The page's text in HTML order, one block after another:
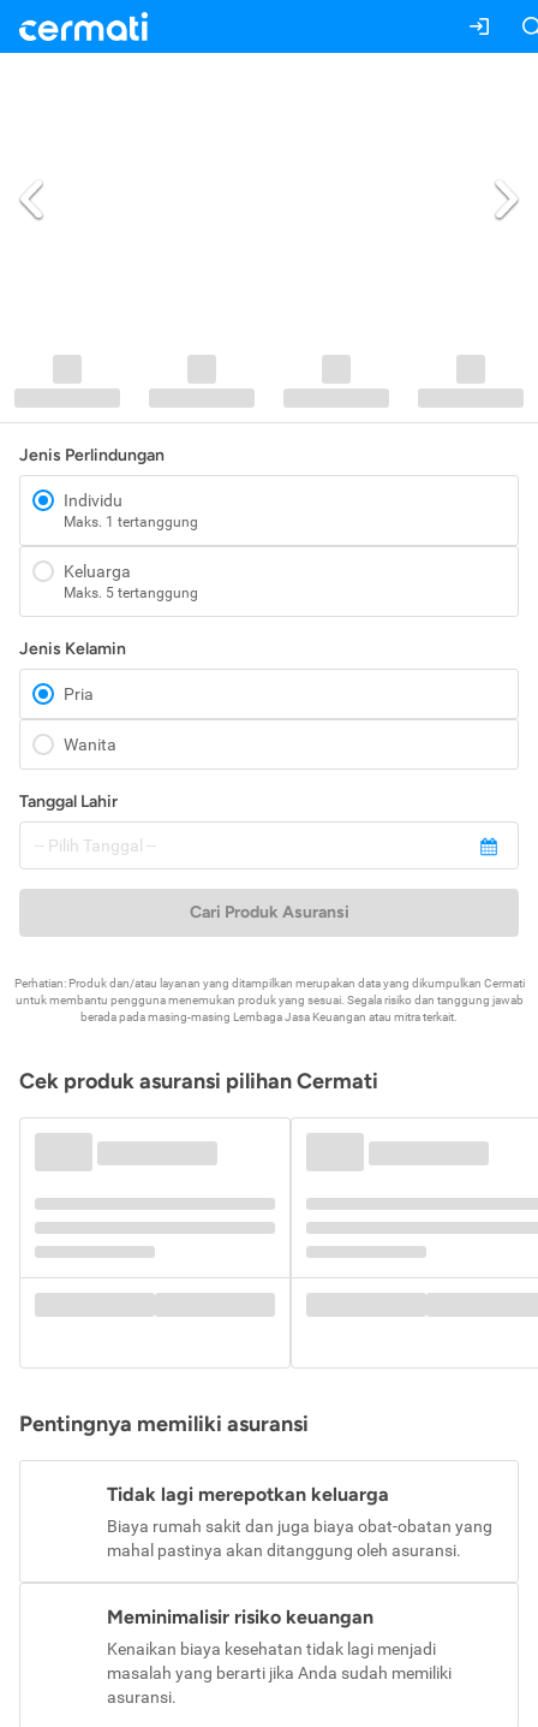
Jenis Perlindungan
Individu
Maks. 1 tertanggung
Keluarga
Maks. 5 tertanggung
Jenis Kelamin
Pria
Wanita
Tanggal Lahir
Cari Produk Asuransi
Perhatian: Produk dan/atau layanan yang ditampilkan merupakan data yang dikumpulkan Cermati
untuk membantu pengguna menemukan produk yang sesuai. Segala risiko dan tanggung jawab
berada pada masing-masing Lembaga Jasa Keuangan atau mitra terkait.
Cek produk asuransi pilihan Cermati
Pentingnya memiliki asuransi
Tidak lagi merepotkan keluarga
Biaya rumah sakit dan juga biaya obat-obatan yang
mahal pastinya akan ditanggung oleh asuransi.
Meminimalisir risiko keuangan
Kenaikan biaya kesehatan tidak lagi menjadi
masalah yang berarti jika Anda sudah memiliki
asuransi.